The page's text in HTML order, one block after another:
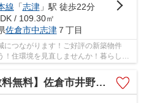
線 「志津」駅 徒歩22分
/ 109.30㎡
佐倉市中志津７丁目
につながります！ご好評の新築物件
住環境を見直しませんか！暮らしの
るための大きな...
料】佐倉市井野 新築戸建て